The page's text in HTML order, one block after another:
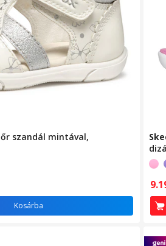
szandál mintával,
Kosárba